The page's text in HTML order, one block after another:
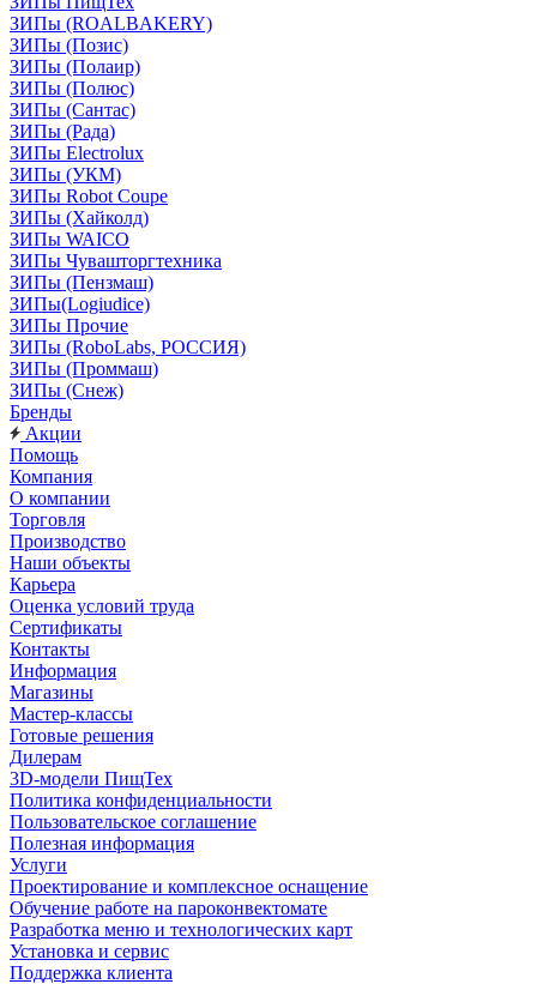
ЗИПы (ROALBAKERY)
ЗИПы (Позис)
ЗИПы (Полаир)
ЗИПы (Полюс)
ЗИПы (Сантас)
ЗИПы (Рада)
ЗИПы Electrolux
ЗИПы (УКМ)
ЗИПы Robot Coupe
ЗИПы (Хайколд)
ЗИПы WAICO
ЗИПы Чувашторгтехника
ЗИПы (Пензмаш)
ЗИПы(Logiudice)
ЗИПы Прочие
ЗИПы (RoboLabs, РОССИЯ)
ЗИПы (Проммаш)
ЗИПы (Снеж)
Бренды
Акции
Помощь
Компания
О компании
Торговля
Производство
Наши объекты
Карьера
Оценка условий труда
Сертификаты
Контакты
Информация
Магазины
Мастер-классы
Готовые решения
Дилерам
3D-модели ПищТех
Политика конфиденциальности
Пользовательское соглашение
Полезная информация
Услуги
Проектирование и комплексное оснащение
Обучение работе на пароконвектомате
Разработка меню и технологических карт
Установка и сервис
Поддержка клиента